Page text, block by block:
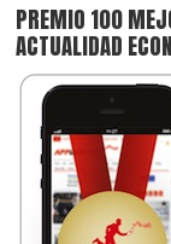
PREMIO 100
ACTUALIDAD